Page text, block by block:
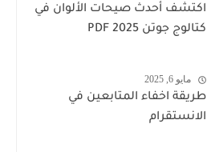
اكتشف أحدث صيحات الألوان في
كتالوج جوتن PDF 2025
مايو 6, 2025
طريقة اخفاء المتابعين في
الانستقرام